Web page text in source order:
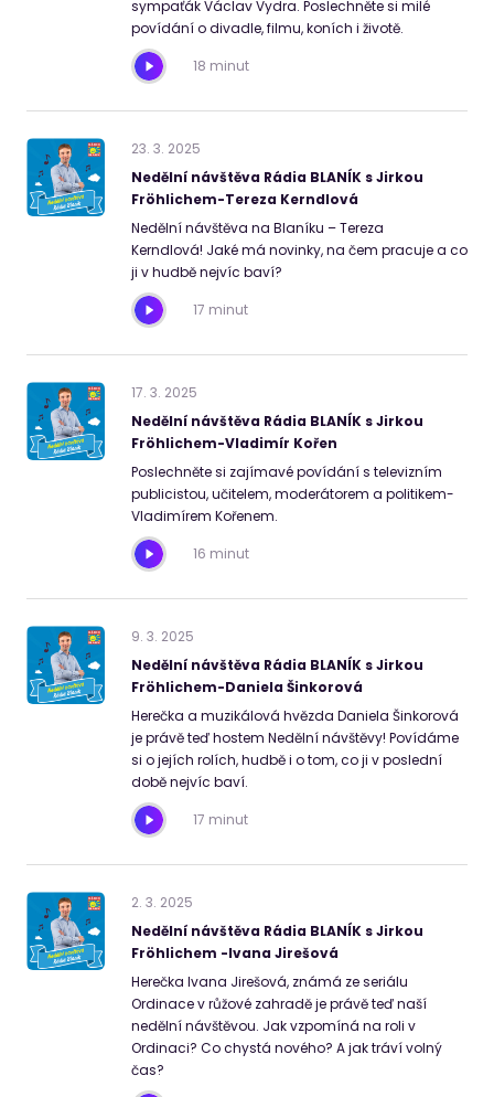
sympaťák Václav Vydra. Poslechněte si milé
povídání o divadle, filmu, koních i životě.
18 minut
23. 3. 2025
Nedělní návštěva Rádia BLANÍK s Jirkou
Fröhlichem-Tereza Kerndlová
Nedělní návštěva na Blaníku – Tereza
Kerndlová! Jaké má novinky, na čem pracuje a co
ji v hudbě nejvíc baví?
17 minut
17. 3. 2025
Nedělní návštěva Rádia BLANÍK s Jirkou
Fröhlichem-Vladimír Kořen
Poslechněte si zajímavé povídání s televizním
publicistou, učitelem, moderátorem a politikem-
Vladimírem Kořenem.
16 minut
9. 3. 2025
Nedělní návštěva Rádia BLANÍK s Jirkou
Fröhlichem-Daniela Šinkorová
Herečka a muzikálová hvězda Daniela Šinkorová
je právě teď hostem Nedělní návštěvy! Povídáme
si o jejích rolích, hudbě i o tom, co ji v poslední
době nejvíc baví.
17 minut
2. 3. 2025
Nedělní návštěva Rádia BLANÍK s Jirkou
Fröhlichem -Ivana Jirešová
Herečka Ivana Jirešová, známá ze seriálu
Ordinace v růžové zahradě je právě teď naší
nedělní návštěvou. Jak vzpomíná na roli v
Ordinaci? Co chystá nového? A jak tráví volný
čas?